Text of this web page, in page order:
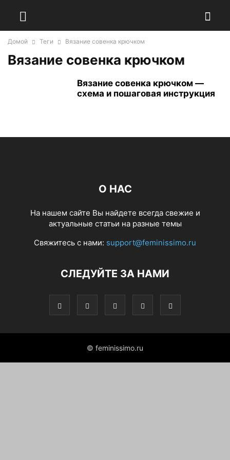
Домой Теги Вязание совенка крючком
Вязание совенка крючком
Вязание совенка крючком —
схема и пошаговая инструкция
О НАС
На нашем сайте Вы найдете всегда свежие и
актуальные статьи на разные темы
Свяжитесь с нами: support@feminissimo.ru
СЛЕДУЙТЕ ЗА НАМИ
© feminissimo.ru